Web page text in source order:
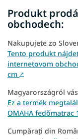
Produkt
obchodech:
Nakupujete zo
Tento produkt
internetovom
cm ↗
Magyarországról
Ez a termék
OMAHA fedőmatrac
Cumpărați din